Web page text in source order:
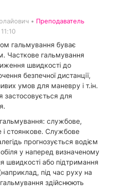
• Преподаватель
гальмування буває
Часткове гальмування
швидкості до
безпечної дистанції,
умов для маневру і т.ін.
застосовується для
службове,
і стоянкове. Службове
прогнозується водієм
у наперед визначеному
швидкості або підтримання
під час руху на
здійснюють